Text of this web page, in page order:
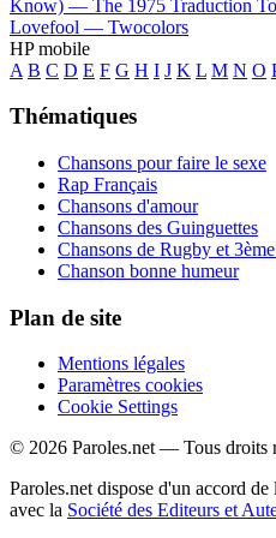
Know) — The 1975 Traduction
Lovefool — Twocolors
HP mobile
A B C D E F G H I J K L M N O
Thématiques
Chansons pour faire le sexe
Rap Français
Chansons d'amour
Chansons des Guinguettes
Chansons de Rugby et
Chanson bonne humeur
Plan de site
Mentions légales
Paramètres cookies
Cookie Settings
© 2026 Paroles.net — Tous droits
Paroles.net dispose d'un accord
avec la Société des Editeurs et